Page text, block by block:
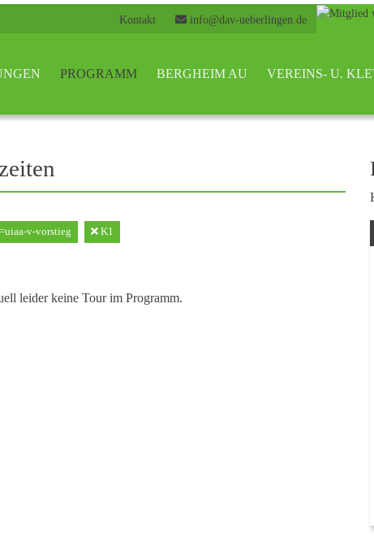
Kontakt info@dav-ueberlingen.de
PROGRAMM BERGHEIM AU VEREINS- U.
=uiaa-v-vorstieg K1
leider keine Tour im Programm.